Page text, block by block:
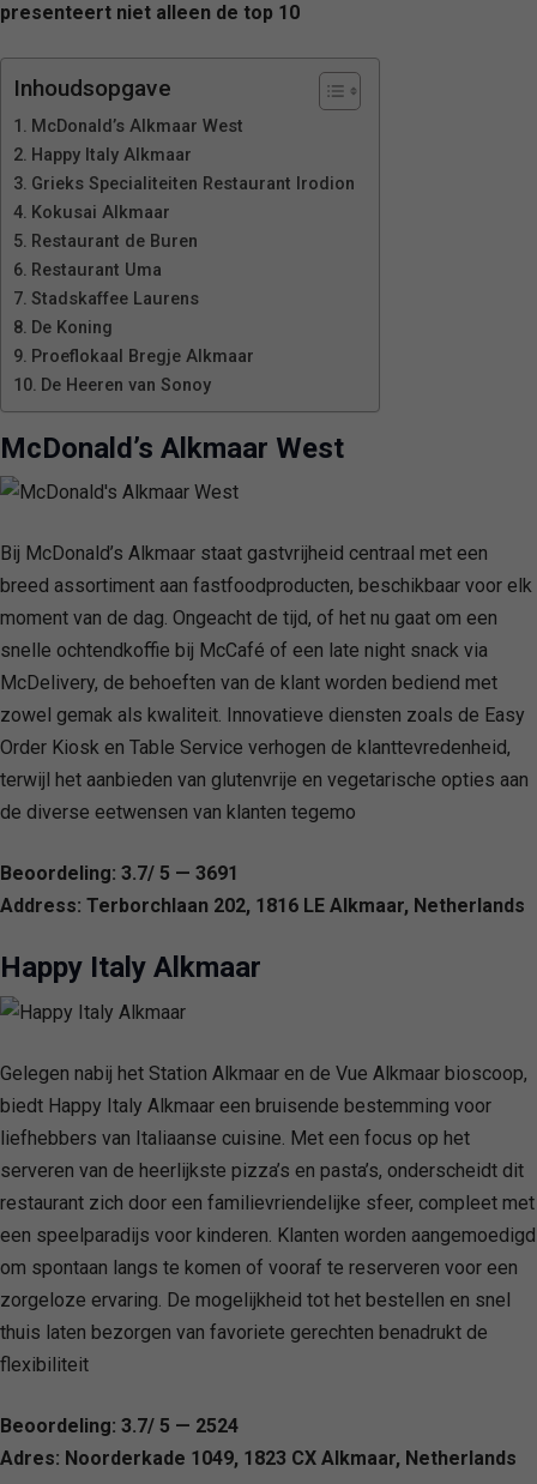
presenteert niet alleen de top 10
Inhoudsopgave
McDonald’s Alkmaar West
Happy Italy Alkmaar
Grieks Specialiteiten Restaurant Irodion
Kokusai Alkmaar
Restaurant de Buren
Restaurant Uma
Stadskaffee Laurens
De Koning
Proeflokaal Bregje Alkmaar
De Heeren van Sonoy
McDonald’s Alkmaar West
Bij McDonald’s Alkmaar staat gastvrijheid centraal met een
breed assortiment aan fastfoodproducten, beschikbaar voor elk
moment van de dag. Ongeacht de tijd, of het nu gaat om een
snelle ochtendkoffie bij McCafé of een late night snack via
McDelivery, de behoeften van de klant worden bediend met
zowel gemak als kwaliteit. Innovatieve diensten zoals de Easy
Order Kiosk en Table Service verhogen de klanttevredenheid,
terwijl het aanbieden van glutenvrije en vegetarische opties aan
de diverse eetwensen van klanten tegemo
Beoordeling: 3.7/ 5 — 3691
Address: Terborchlaan 202, 1816 LE Alkmaar, Netherlands
Happy Italy Alkmaar
Gelegen nabij het Station Alkmaar en de Vue Alkmaar bioscoop,
biedt Happy Italy Alkmaar een bruisende bestemming voor
liefhebbers van Italiaanse cuisine. Met een focus op het
serveren van de heerlijkste pizza’s en pasta’s, onderscheidt dit
restaurant zich door een familievriendelijke sfeer, compleet met
een speelparadijs voor kinderen. Klanten worden aangemoedigd
om spontaan langs te komen of vooraf te reserveren voor een
zorgeloze ervaring. De mogelijkheid tot het bestellen en snel
thuis laten bezorgen van favoriete gerechten benadrukt de
flexibiliteit
Beoordeling: 3.7/ 5 — 2524
Adres: Noorderkade 1049, 1823 CX Alkmaar, Netherlands